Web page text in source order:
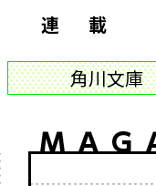
連 載
角川文庫